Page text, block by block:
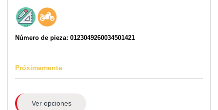
Número de pieza: 0123049260034501421
Próximamente
Ver opciones